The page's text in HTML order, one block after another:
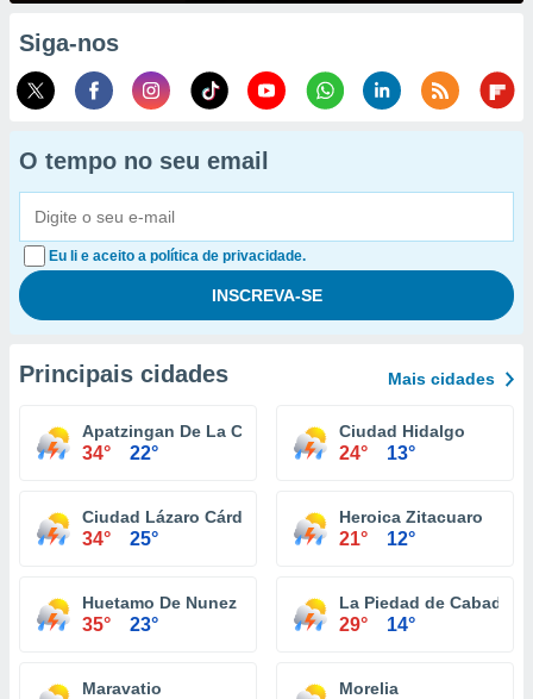
Siga-nos
O tempo no seu email
Eu li e aceito a política de privacidade.
Principais cidades Mais cidades
Apatzingan De La Constitucion
34° 22°
Ciudad Hidalgo
24° 13°
Ciudad Lázaro Cárdenas
34° 25°
Heroica Zitacuaro
21° 12°
Huetamo De Nunez
35° 23°
La Piedad de Cabadas
29° 14°
Maravatio Morelia